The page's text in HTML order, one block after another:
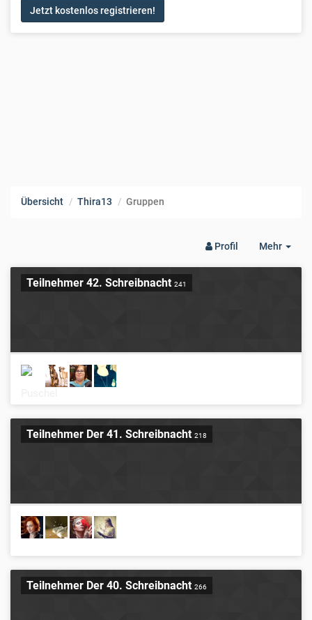
Jetzt kostenlos registrieren!
Übersicht Thira13 Gruppen
Mehr
Profil
Teilnehmer 42. Schreibnacht 241
Teilnehmer Der 41. Schreibnacht 218
Teilnehmer Der 40. Schreibnacht 266